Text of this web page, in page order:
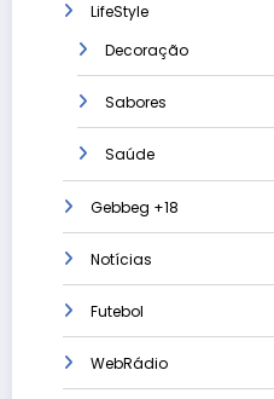
LifeStyle
Decoração
Sabores
Saúde
Gebbeg +18
Notícias
Futebol
WebRádio